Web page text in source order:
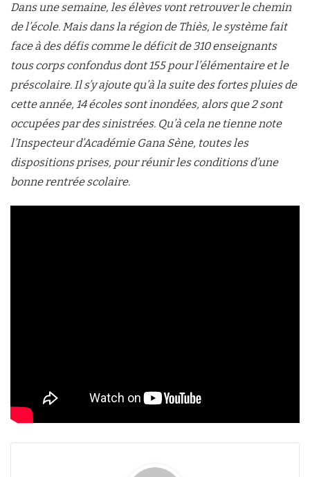
Dans une semaine, les élèves vont retrouver le chemin
de l’école. Mais dans la région de Thiès, le système fait
face à des défis comme le déficit de 310 enseignants
tous corps confondus dont 155 pour l’élémentaire et le
préscolaire. Il s’y ajoute qu’à la suite des fortes pluies de
cette année, 14 écoles sont inondées, alors que 2 sont
occupées par des sinistrées. Qu’à cela ne tienne note
l’Inspecteur d’Académie Gana Sène, toutes les
dispositions prises, pour réunir les conditions d’une
bonne rentrée scolaire.